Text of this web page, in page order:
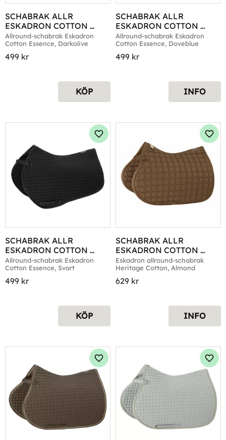
SCHABRAK ALLR
ESKADRON COTTON
ESSENCE DARKOLIVE
Allround-schabrak Eskadron
Cotton Essence, Darkolive
499 kr
KÖP
SCHABRAK ALLR
ESKADRON COTTON
ESSENCE DOVEBLUE
Allround-schabrak Eskadron
Cotton Essence, Doveblue
499 kr
INFO
SCHABRAK ALLR
ESKADRON COTTON
ESSENCE SVART
Allround-schabrak Eskadron
Cotton Essence, Svart
499 kr
Lägg till i favoriter
KÖP
SCHABRAK ALLR
ESKADRON COTTON
HERITAGE ALMOND
Eskadron allround-schabrak
Heritage Cotton, Almond
629 kr
INFO
Lägg till i favoriter